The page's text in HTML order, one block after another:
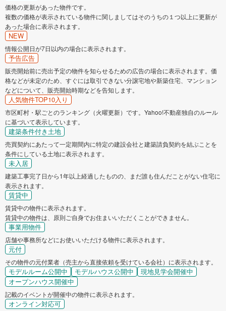
価格の更新があった物件です。
複数の価格が表示されている物件に関しましてはそのうちの１つ以上に更新が
あった場合に表示されます。
NEW
情報公開日が7日以内の場合に表示されます。
予告広告
販売開始前に売出予定の物件を知らせるための広告の場合に表示されます。価
格などが未定のため、すぐには取引できない分譲宅地や新築住宅、マンション
などについて、販売開始時期などを告知します。
人気物件TOP10入り
市区町村・駅ごとのランキング（火曜更新）です。Yahoo!不動産独自のルール
に基づいて表示しています。
建築条件付き土地
売買契約にあたって一定期間内に特定の建設会社と建築請負契約を結ぶことを
条件にしている土地に表示されます。
未入居
建築工事完了日から1年以上経過したものの、まだ誰も住んだことがない住宅に
表示されます。
賃貸中
賃貸中の物件に表示されます。
賃貸中の物件は、原則ご自身でお住まいいただくことができません。
事業用物件
店舗や事務所などにお使いいただける物件に表示されます。
元付
その物件の元付業者（売主から直接依頼を受けている会社）に表示されます。
モデルルーム公開中 モデルハウス公開中
現地見学会開催中
オープンハウス開催中
記載のイベントが開催中の物件に表示されます。
オンライン対応可